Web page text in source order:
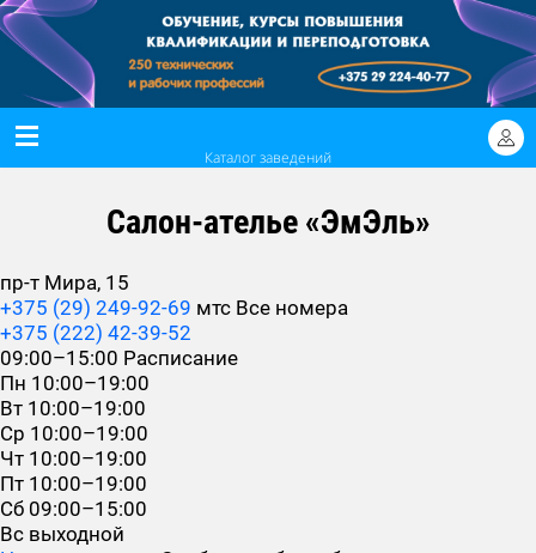
Каталог заведений
Салон-ателье «ЭмЭль»
пр-т Мира, 15
+375 (29) 249-92-69 мтс Все номера
+375 (222) 42-39-52
09:00–15:00 Расписание
Пн 10:00–19:00
Вт 10:00–19:00
Ср 10:00–19:00
Чт 10:00–19:00
Пт 10:00–19:00
Сб 09:00–15:00
Вс выходной